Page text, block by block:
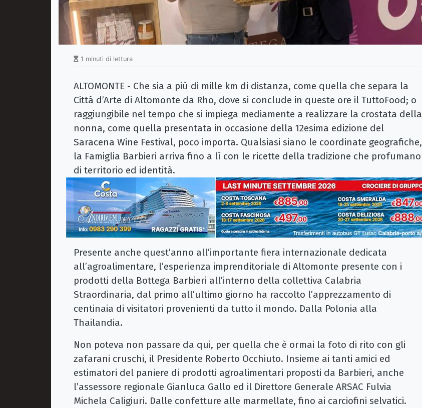
1 minuti di lettura
ALTOMONTE - Che sia a più di mille km di distanza, come quella che separa la
Città d’Arte di Altomonte da Rho, dove si conclude in queste ore il TuttoFood; o
raggiungibile nel tempo che si impiega mediamente a realizzare la crostata della
nonna, come quella presentata in occasione della 12esima edizione del
Saracena Wine Festival, poco importa. Qualsiasi siano le coordinate geografiche,
la Famiglia Barbieri arriva fino a lì con le ricette della tradizione che profumano
di territorio ed identità.
Presente anche quest’anno all’importante fiera internazionale dedicata
all’agroalimentare, l’esperienza imprenditoriale di Altomonte presente con i
prodotti della Bottega Barbieri all’interno della collettiva Calabria
Straordinaria, dal primo all’ultimo giorno ha raccolto l’apprezzamento di
centinaia di visitatori provenienti da tutto il mondo. Dalla Polonia alla
Thailandia.
Non poteva non passare da qui, per quella che è ormai la foto di rito con gli
zafarani cruschi, il Presidente Roberto Occhiuto. Insieme ai tanti amici ed
estimatori del paniere di prodotti agroalimentari proposti da Barbieri, anche
l’assessore regionale Gianluca Gallo ed il Direttore Generale ARSAC Fulvia
Michela Caligiuri. Dalle confetture alle marmellate, fino ai carciofini selvatici.